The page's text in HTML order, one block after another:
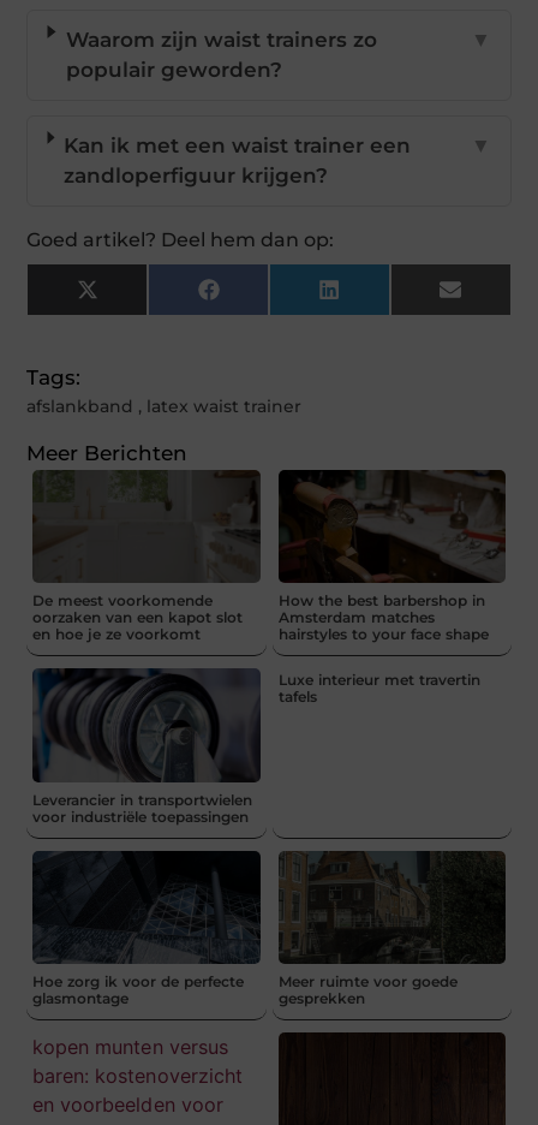
Waarom zijn waist trainers zo
populair geworden?
▼
Kan ik met een waist trainer een
zandloperfiguur krijgen?
▼
Goed artikel? Deel hem dan op:
X
(Twitter)
Facebook LinkedIn Email
Tags:
afslankband , latex waist trainer
Meer Berichten
De meest voorkomende
oorzaken van een kapot slot
en hoe je ze voorkomt
How the best barbershop in
Amsterdam matches
hairstyles to your face shape
Leverancier in transportwielen
voor industriële toepassingen
Luxe interieur met travertin
tafels
Hoe zorg ik voor de perfecte
glasmontage
Meer ruimte voor goede
gesprekken